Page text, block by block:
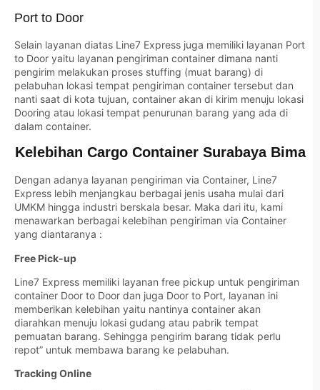
Port to Door
Selain layanan diatas Line7 Express juga memiliki layanan Port
to Door yaitu layanan pengiriman container dimana nanti
pengirim melakukan proses stuffing (muat barang) di
pelabuhan lokasi tempat pengiriman container tersebut dan
nanti saat di kota tujuan, container akan di kirim menuju lokasi
Dooring atau lokasi tempat penurunan barang yang ada di
dalam container.
Kelebihan Cargo Container Surabaya Bima
Dengan adanya layanan pengiriman via Container, Line7
Express lebih menjangkau berbagai jenis usaha mulai dari
UMKM hingga industri berskala besar. Maka dari itu, kami
menawarkan berbagai kelebihan pengiriman via Container
yang diantaranya :
Free Pick-up
Line7 Express memiliki layanan free pickup untuk pengiriman
container Door to Door dan juga Door to Port, layanan ini
memberikan kelebihan yaitu nantinya container akan
diarahkan menuju lokasi gudang atau pabrik tempat
pemuatan barang. Sehingga pengirim barang tidak perlu
repot” untuk membawa barang ke pelabuhan.
Tracking Online